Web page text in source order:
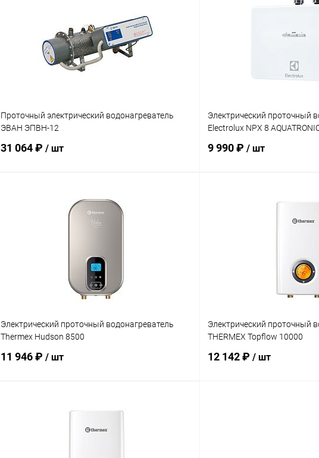
Проточный электрический водонагреватель
ЭВАН ЭПВН-12
31 064 ₽ / шт
В корзину
Электрический проточный
Electrolux NPX 8
9 990 ₽ / шт
Электрический проточный водонагреватель
Thermex Hudson 8500
11 946 ₽ / шт
Электрический проточный
THERMEX Topflow 10000
12 142 ₽ / шт